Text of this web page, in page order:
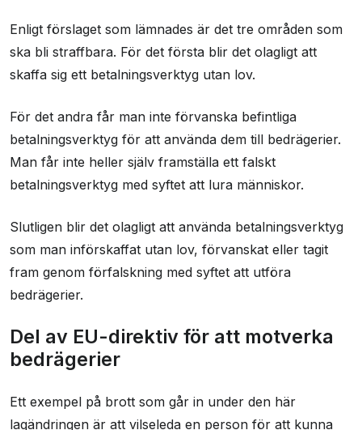
Enligt förslaget som lämnades är det tre områden som
ska bli straffbara. För det första blir det olagligt att
skaffa sig ett betalningsverktyg utan lov.
För det andra får man inte förvanska befintliga
betalningsverktyg för att använda dem till bedrägerier.
Man får inte heller själv framställa ett falskt
betalningsverktyg med syftet att lura människor.
Slutligen blir det olagligt att använda betalningsverktyg
som man införskaffat utan lov, förvanskat eller tagit
fram genom förfalskning med syftet att utföra
bedrägerier.
Del av EU-direktiv för att motverka
bedrägerier
Ett exempel på brott som går in under den här
lagändringen är att vilseleda en person för att kunna